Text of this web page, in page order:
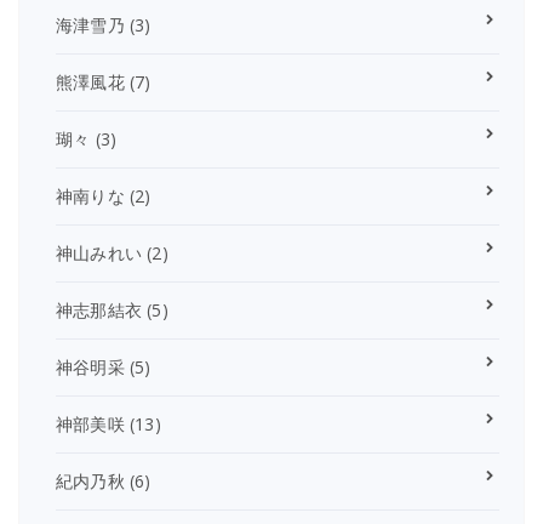
海津雪乃 (3)
熊澤風花(7)
瑚々 (3)
神南りな (2)
神山みれい (2)
神志那結衣 (5)
神谷明采(5)
神部美咲(13)
紀内乃秋 (6)